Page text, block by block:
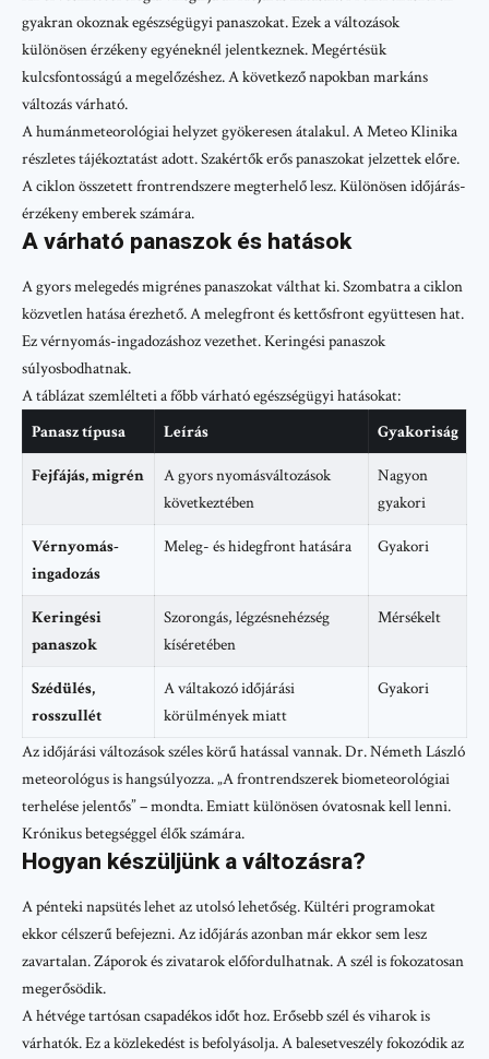
gyakran okoznak egészségügyi panaszokat. Ezek a változások
különösen érzékeny egyéneknél jelentkeznek. Megértésük
kulcsfontosságú a megelőzéshez. A következő napokban markáns
változás várható.
A humánmeteorológiai helyzet gyökeresen átalakul. A Meteo Klinika
részletes tájékoztatást adott. Szakértők erős panaszokat jelzettek előre.
A ciklon összetett frontrendszere megterhelő lesz. Különösen időjárás-
érzékeny emberek számára.
A várható panaszok és hatások
A gyors melegedés migrénes panaszokat válthat ki. Szombatra a ciklon
közvetlen hatása érezhető. A melegfront és kettősfront együttesen hat.
Ez vérnyomás-ingadozáshoz vezethet. Keringési panaszok
súlyosbodhatnak.
A táblázat szemlélteti a főbb várható egészségügyi hatásokat:
Panasz típusa
Leírás Gyakoriság
Fejfájás, migrén
A gyors nyomásváltozások
következtében
Nagyon
gyakori
Vérnyomás-
ingadozás
Meleg- és hidegfront hatására Gyakori
Keringési
panaszok
Szorongás, légzésnehézség
kíséretében
Mérsékelt
Szédülés,
rosszullét
A váltakozó időjárási
körülmények miatt
Gyakori
Az időjárási változások széles körű hatással vannak. Dr. Németh László
meteorológus is hangsúlyozza. „A frontrendszerek biometeorológiai
terhelése jelentős” – mondta. Emiatt különösen óvatosnak kell lenni.
Krónikus betegséggel élők számára.
Hogyan készüljünk a változásra?
A pénteki napsütés lehet az utolsó lehetőség. Kültéri programokat
ekkor célszerű befejezni. Az időjárás azonban már ekkor sem lesz
zavartalan. Záporok és zivatarok előfordulhatnak. A szél is fokozatosan
megerősödik.
A hétvége tartósan csapadékos időt hoz. Erősebb szél és viharok is
várhatók. Ez a közlekedést is befolyásolja. A balesetveszély fokozódik az